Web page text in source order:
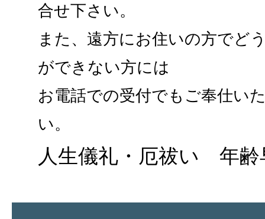
合せ下さい。
また、遠方にお住いの方でど
ができない方には
お電話での受付でもご奉仕い
い。
人生儀礼・厄祓い 年齢